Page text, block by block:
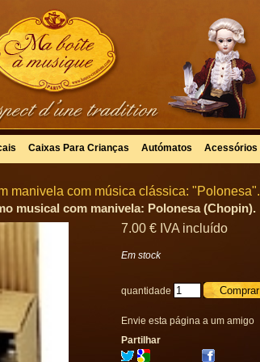
Caixas Para Crianças Autómatos Acessórios
manivela com música clássica: "Polonesa".
musical com manivela: Polonesa (Chopin).
7.00 € IVA incluído
Em stock
quantidade
Envie esta página a um amigo
Partilhar